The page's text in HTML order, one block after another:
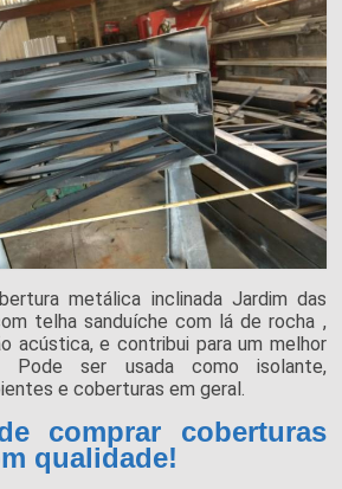
metálica inclinada Jardim das
telha sanduíche com lá de rocha ,
acústica, e contribui para um melhor
Pode ser usada como isolante,
e coberturas em geral.
comprar coberturas
qualidade!